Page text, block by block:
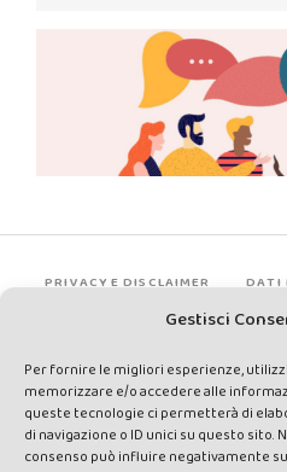
Gestisci
Per fornire le migliori esperienze,
memorizzare e/o accedere alle
queste tecnologie ci permetterà di
di navigazione o ID unici su questo sito.
consenso può influire negativamente
PRIVACY E DISCLAIMER DATI